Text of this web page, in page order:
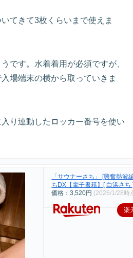
てきて3枚くらいまで使えま
です。水着着用が必須ですが、
場端末の横から取っていきま
り連動したロッカー番号を使い
「サウナーさち」 [興奮熱
ちDX【電子書籍】[ 白浜さち
価格：3,520円 (2026/1/28時
楽